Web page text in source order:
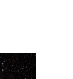
4.0